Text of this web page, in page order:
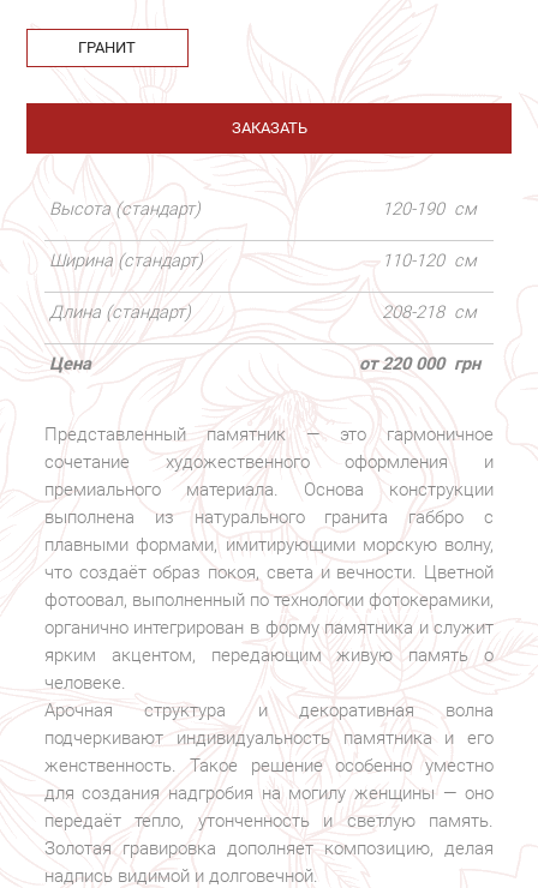
ГРАНИТ
ЗАКАЗАТЬ
Высота (стандарт) 120-190 см
Ширина (стандарт) 110-120 см
Длина (стандарт) 208-218 см
Цена от 220 000 грн
Представленный памятник — это гармоничное
сочетание художественного оформления и
премиального материала. Основа конструкции
выполнена из натурального гранита габбро с
плавными формами, имитирующими морскую волну,
что создаёт образ покоя, света и вечности. Цветной
фотоовал, выполненный по технологии фотокерамики,
органично интегрирован в форму памятника и служит
ярким акцентом, передающим живую память о
человеке.
Арочная структура и декоративная волна
подчеркивают индивидуальность памятника и его
женственность. Такое решение особенно уместно
для создания надгробия на могилу женщины — оно
передаёт тепло, утонченность и светлую память.
Золотая гравировка дополняет композицию, делая
надпись видимой и долговечной.